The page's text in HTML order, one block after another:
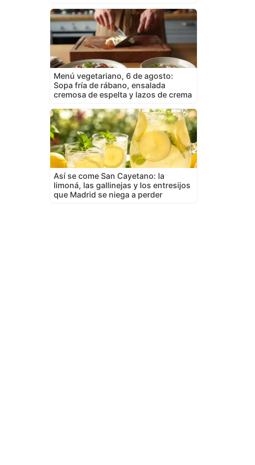
Menú vegetariano, 6 de agosto:
Sopa fría de rábano, ensalada
cremosa de espelta y lazos de crema
Así se come San Cayetano: la
limoná, las gallinejas y los entresijos
que Madrid se niega a perder